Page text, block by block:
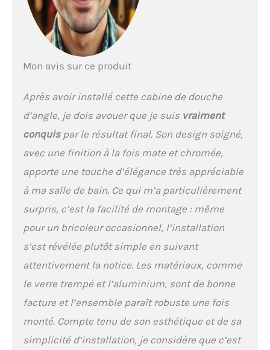
Mon avis sur ce produit
Après avoir installé cette cabine de douche
d’angle, je dois avouer que je suis vraiment
conquispar le résultat final. Son design soigné,
avec une finition à la fois mate et chromée,
apporte une touche d’élégance très appréciable
à ma salle de bain. Ce qui m’a particulièrement
surpris, c’est la facilité de montage : même
pour un bricoleur occasionnel, l’installation
s’est révélée plutôt simple en suivant
attentivement la notice. Les matériaux, comme
le verre trempé et l’aluminium, sont de bonne
facture et l’ensemble paraît robuste une fois
monté. Compte tenu de son esthétique et de sa
simplicité d’installation, je considère que c’est